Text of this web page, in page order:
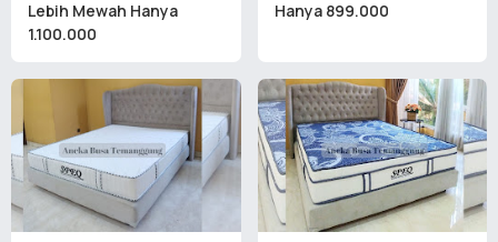
Lebih Mewah Hanya
1.100.000
Hanya 899.000